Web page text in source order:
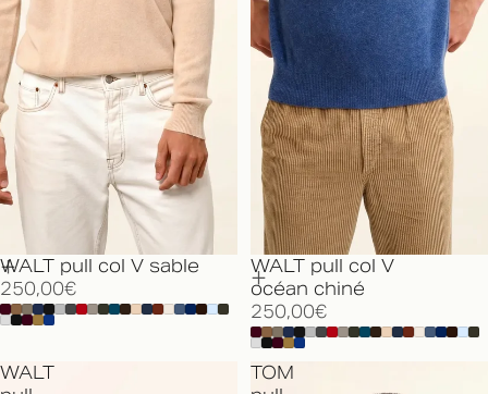
WALT pull col V sable
250,00€
WALT pull col V
océan chiné
250,00€
WALT
TOM